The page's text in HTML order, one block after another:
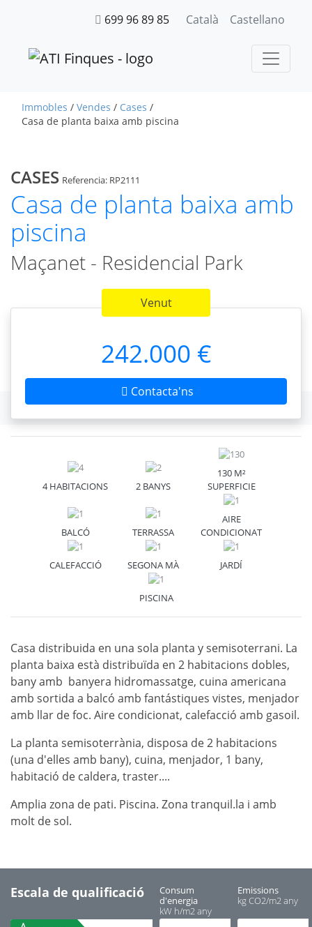
699 96 89 85 Català Castellano
Immobles / Vendes / Cases /
Casa de planta baixa amb piscina
CASES Referencia: RP2111
Casa de planta baixa amb
piscina
Maçanet - Residencial Park
Venut
242.000 €
Contacta'ns
4 HABITACIONS 2 BANYS
130 M²
SUPERFICIE
BALCÓ TERRASSA
AIRE
CONDICIONAT
CALEFACCIÓ SEGONA MÀ JARDÍ
PISCINA
Casa distribuida en una sola planta y semisoterrani. La
planta baixa està distribuïda en 2 habitacions dobles,
bany amb banyera hidromassatge, cuina americana
amb sortida a balcó amb fantástiques vistes, menjador
amb llar de foc. Aire condicionat, calefacció amb gasoil.
La planta semisoterrània, disposa de 2 habitacions
(una d'elles amb bany), cuina, menjador, 1 bany,
habitació de caldera, traster....
Amplia zona de pati. Piscina. Zona tranquil.la i amb
molt de sol.
Escala de qualificació
Consum
d'energia
kW h/m2any
Emissions
kg CO2/m2any